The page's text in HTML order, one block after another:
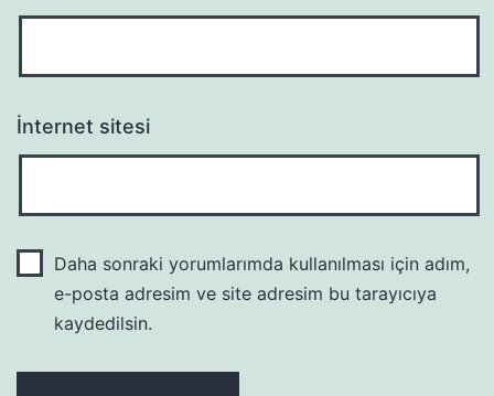
İnternet sitesi
Daha sonraki yorumlarımda kullanılması için adım,
e-posta adresim ve site adresim bu tarayıcıya
kaydedilsin.